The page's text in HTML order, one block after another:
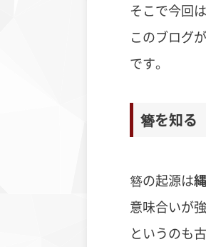
そこで今回
このブログが
です。
簪を知る
簪の起源は
意味合いが
というのも